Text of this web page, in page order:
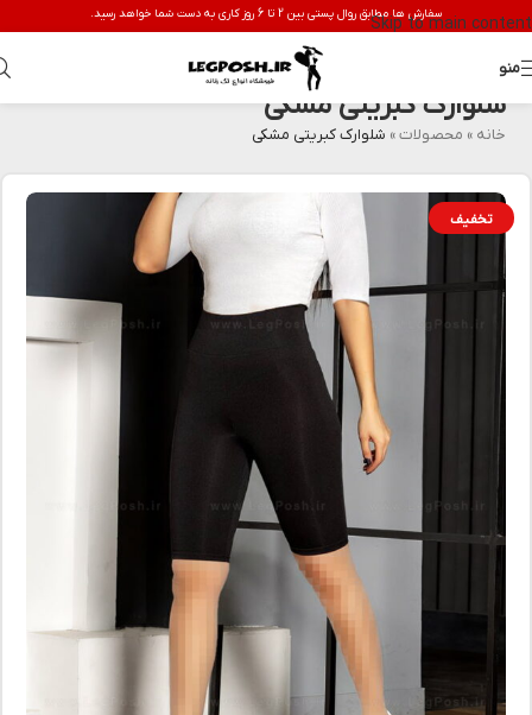
Skip to main contentسفارش ها مطابق روال پستی بین 2 تا 6 روز کاری به دست شما خواهد رسید.
منو
شلوارک کبریتی مشکی
خانه » محصولات» شلوارک کبریتی مشکی
تخفیف